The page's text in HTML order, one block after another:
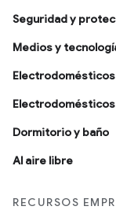
Seguridad y
Medios y
Electrodomésticos
Dormitorio y baño
Al aire libre
RECURSOS